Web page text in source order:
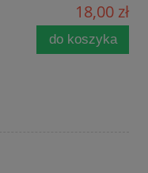
18,00 zł
do koszyka